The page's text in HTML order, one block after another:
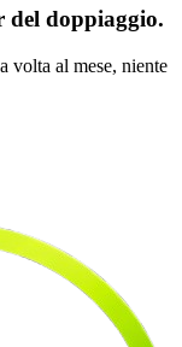
del doppiaggio.
volta al mese, niente